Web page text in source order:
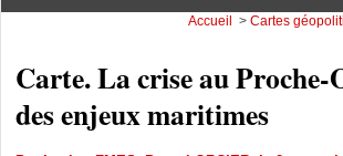
Accueil >Cartes
Carte. La crise au
des enjeux maritimes